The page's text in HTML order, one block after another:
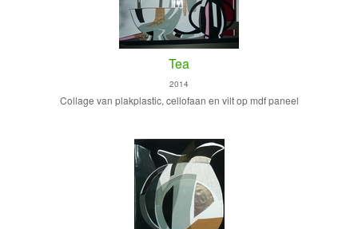
Tea
2014
Collage van plakplastic, cellofaan en vilt op mdf paneel